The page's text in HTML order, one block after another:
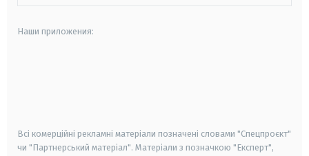
Наши приложения:
Всі комерційні рекламні матеріали позначені словами "Спецпроєкт"
чи "Партнерський матеріал". Матеріали з позначкою "Експерт",